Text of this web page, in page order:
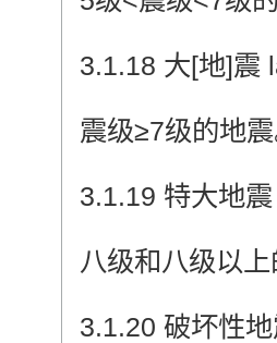
3.1.18 大[地]震
震级≥7级的地
3.1.19 特大地
八级和八级以
3.1.20 破坏性